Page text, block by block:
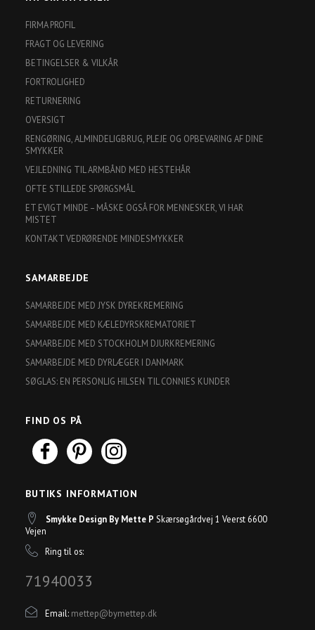
FIRMA PROFIL
FRAGT OG LEVERING
BETINGELSER & VILKÅR
FORTROLIGHED
RETURNERING
OVERSIGT
RENGØRING, ALMINDELIGBRUG, PLEJE OG OPBEVARING AF DINE
SMYKKER
VEJLEDNING TIL ARMBÅND MED HESTEHÅR
OFTE STILLEDE SPØRGSMÅL
ET EVIGT MINDE – MÅSKE OGSÅ FOR MENNESKER, VI HAR
MISTET
KONTAKT VEDRØRENDE MINDESMYKKER
SAMARBEJDE
SAMARBEJDE MED JYSK DYREKREMERING
SAMARBEJDE MED KÆLEDYRSKREMATORIET
SAMARBEJDE MED STOCKHOLM DJURKREMERING
SAMARBEJDE MED DYRLÆGER I DANMARK
SØGLAS: EN PERSONLIG HILSEN TIL CONNIES KUNDER
FIND OS PÅ
BUTIKS INFORMATION
Smykke Design By Mette P Skærsøgårdvej 1 Veerst 6600
Vejen
Ring til os:
71940033
Email: mettep@bymettep.dk